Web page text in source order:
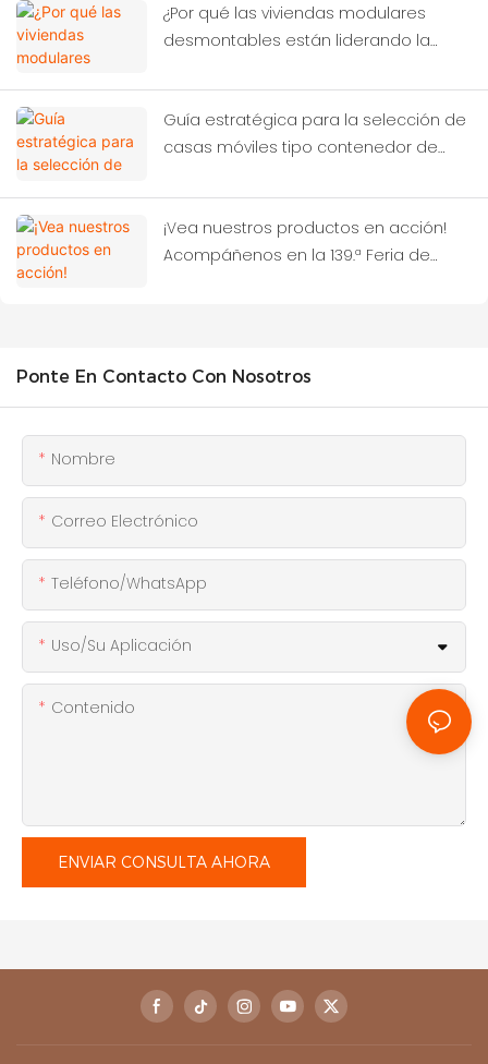
¿Por qué las viviendas modulares
desmontables están liderando la
construcción?
Guía estratégica para la selección de
casas móviles tipo contenedor de
¡Vea nuestros productos en acción!
Acompáñenos en la 139.ª Feria de
Ponte En Contacto Con Nosotros
Nombre
Correo Electrónico
Teléfono/WhatsApp
Uso/Su Aplicación
Contenido
ENVIAR CONSULTA AHORA